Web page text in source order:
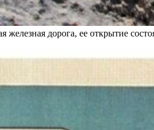
железная дорога, ее открытие